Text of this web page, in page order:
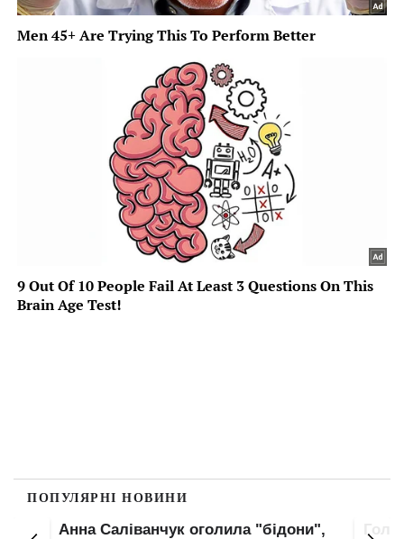
ПОПУЛЯРНІ НОВИНИ
Анна Саліванчук оголила "бідони",